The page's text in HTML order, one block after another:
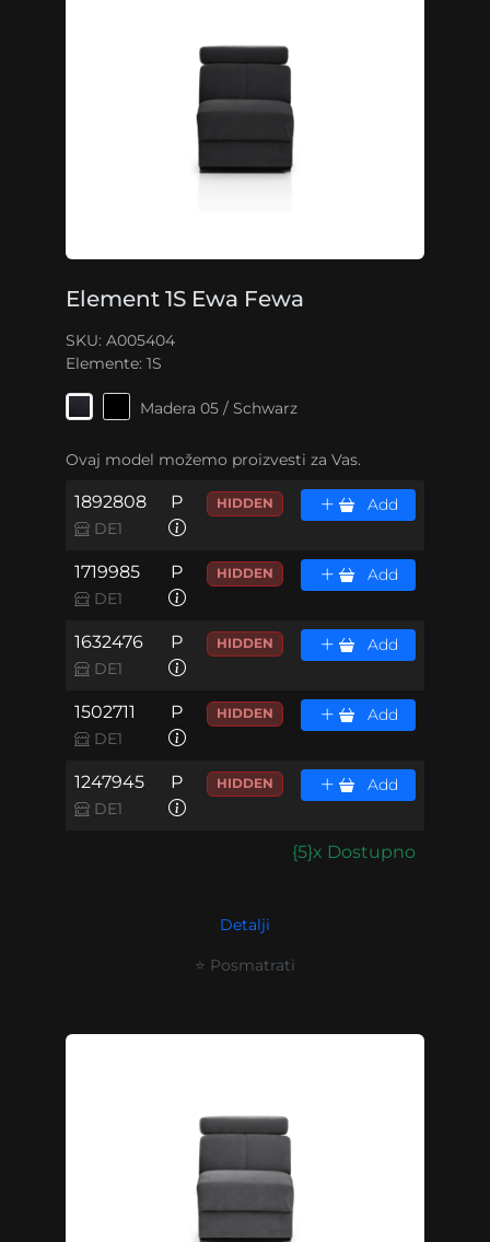
Element 1S Ewa Fewa
SKU: A005404
Elemente: 1S
Madera 05 / Schwarz
Ovaj model možemo proizvesti za Vas.
1892808
DE1
P HIDDEN Add
1719985
DE1
P HIDDEN Add
1632476
DE1
P HIDDEN Add
1502711
DE1
P HIDDEN Add
1247945
DE1
P HIDDEN Add
{5}x Dostupno
Detalji
⭐ Posmatrati